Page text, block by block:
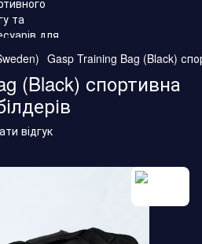
Gasp Training Bag (Black)
(Black) спортивна
відгук